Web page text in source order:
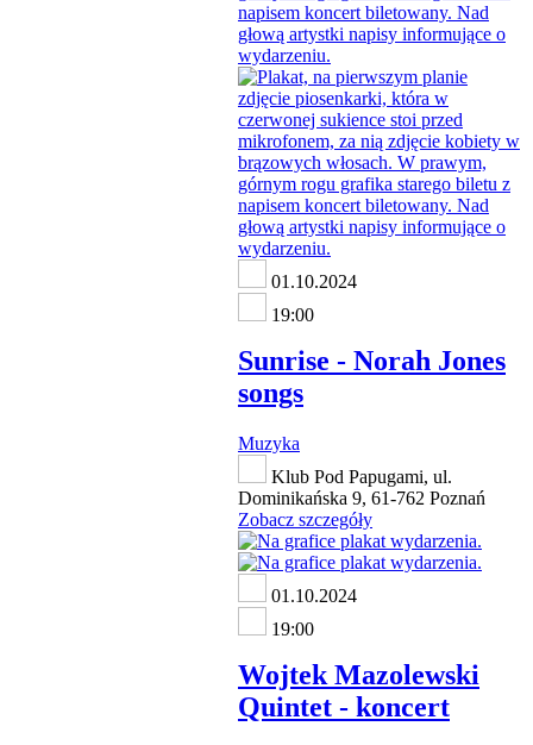
01.10.2024
19:00
Sunrise - Norah Jones
songs
Muzyka
Klub Pod Papugami, ul.
Dominikańska 9, 61-762 Poznań
Zobacz szczegóły
01.10.2024
19:00
Wojtek Mazolewski
Quintet - koncert